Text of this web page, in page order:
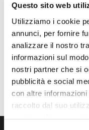
Questo sito web
Utilizziamo i cookie
annunci, per fornire
analizzare il nostro
informazioni sul
nostri partner che si
pubblicità e social
con altre
raccolto dal suo
2700K
Sorgente luminosa
Led integrato
Dimmerazione
Dimmerabile